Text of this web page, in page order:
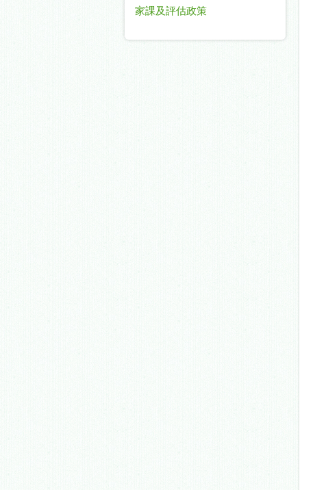
家課及評估政策